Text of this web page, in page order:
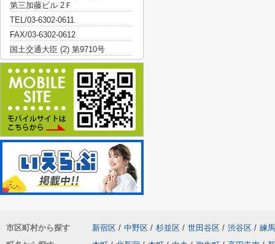
第三加藤ビル 2Ｆ
TEL/03-6302-0611
FAX/03-6302-0612
国土交通大臣 (2) 第9710号
市区町村から探す 新宿区 / 中野区 / 杉並区 / 世田谷区 / 渋谷区 / 練